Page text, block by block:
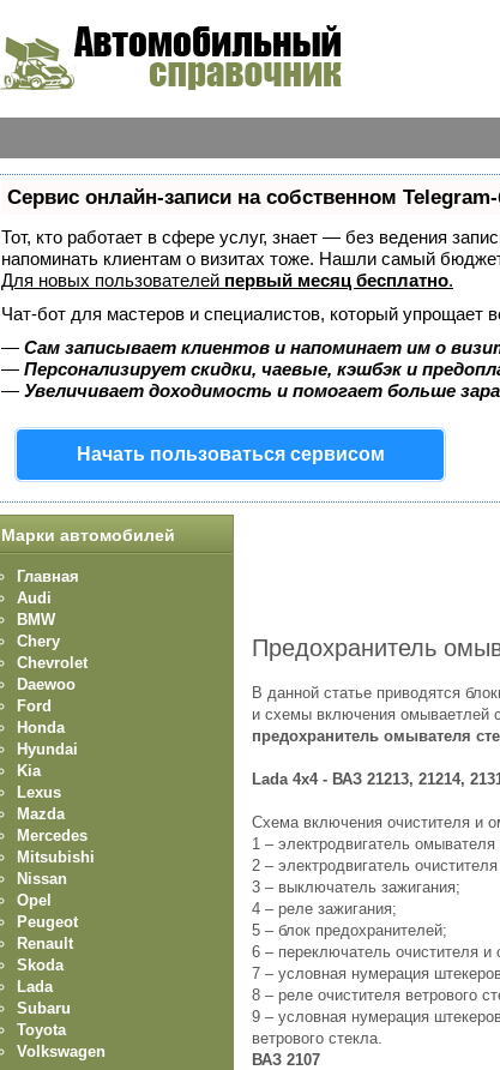
Сервис онлайн-записи на собственном
Тот, кто работает в сфере услуг, знает — без ведения
напоминать клиентам о визитах тоже. Нашли самый
Для новых пользователей первый месяц бесплатно.
Чат-бот для мастеров и специалистов, который упрощает
— Сам записывает клиентов и напоминает им о
— Персонализирует скидки, чаевые, кэшбэк и
— Увеличивает доходимость и помогает больше
Начать пользоваться сервисом
Предохранитель
В данной статье приводятся
и схемы включения омываетлей
предохранитель омывателя
Lada 4x4 - ВАЗ 21213, 21214,
Схема включения очистителя и
1 – электродвигатель омывателя
2 – электродвигатель
3 – выключатель зажигания;
4 – реле зажигания;
5 – блок предохранителей;
6 – переключатель очистителя и
7 – условная нумерация
8 – реле очистителя ветрового
9 – условная нумерация
ветрового стекла.
ВАЗ 2107
Марки автомобилей
Главная
Audi
BMW
Chery
Chevrolet
Daewoo
Ford
Honda
Hyundai
Kia
Lexus
Mazda
Mercedes
Mitsubishi
Nissan
Opel
Peugeot
Renault
Skoda
Lada
Subaru
Toyota
Volkswagen